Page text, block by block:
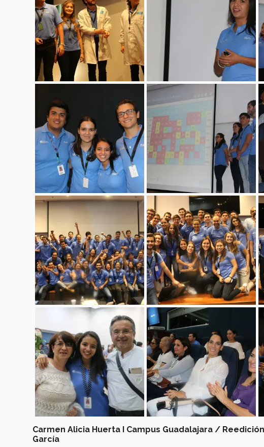
Carmen Alicia Huerta I Campus Guadalajara /
García